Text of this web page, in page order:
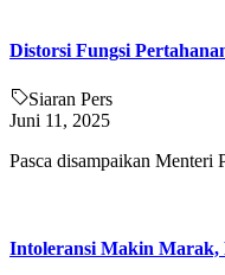
Distorsi Fungsi
Siaran Pers
Juni 11, 2025
Pasca disampaikan Menteri
Intoleransi Makin Marak,